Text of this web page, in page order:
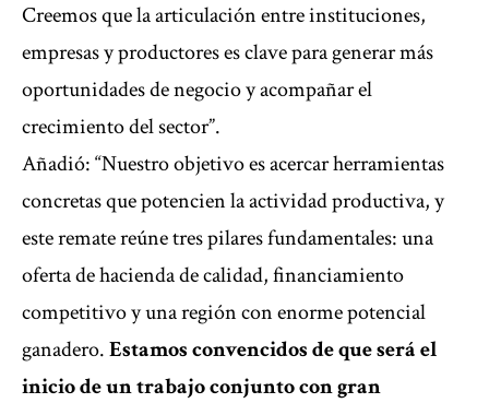
Creemos que la articulación entre instituciones,
empresas y productores es clave para generar más
oportunidades de negocio y acompañar el
crecimiento del sector”.
Añadió: “Nuestro objetivo es acercar herramientas
concretas que potencien la actividad productiva, y
este remate reúne tres pilares fundamentales: una
oferta de hacienda de calidad, financiamiento
competitivo y una región con enorme potencial
ganadero.Estamos convencidos de que será el
inicio de un trabajo conjunto con gran